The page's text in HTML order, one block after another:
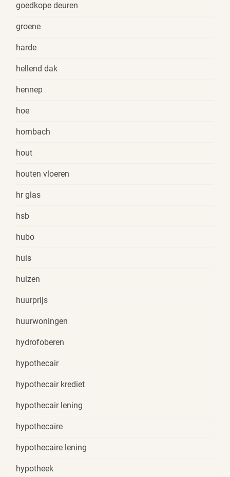
goedkope deuren
groene
harde
hellend dak
hennep
hoe
hornbach
hout
houten vloeren
hr glas
hsb
hubo
huis
huizen
huurprijs
huurwoningen
hydrofoberen
hypothecair
hypothecair krediet
hypothecair lening
hypothecaire
hypothecaire lening
hypotheek